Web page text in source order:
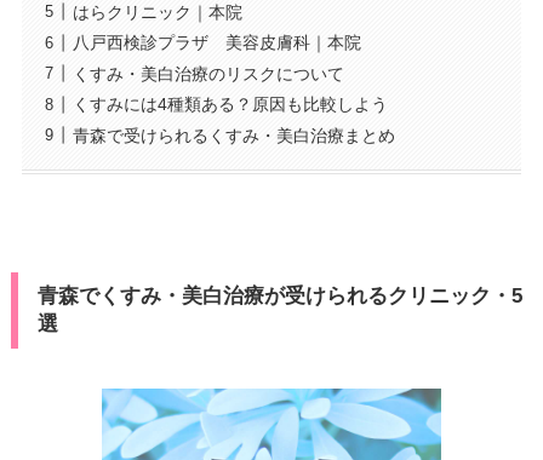
はらクリニック｜本院
八戸西検診プラザ 美容皮膚科｜本院
くすみ・美白治療のリスクについて
くすみには4種類ある？原因も比較しよう
青森で受けられるくすみ・美白治療まとめ
青森でくすみ・美白治療が受けられるクリニック・5
選